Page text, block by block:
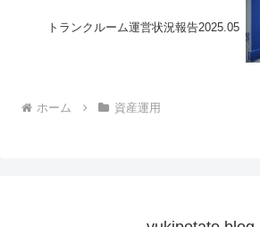
トランクルーム運営状況報告2025.05
ホーム 資産運用